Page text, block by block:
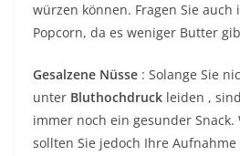
würzen können. Fragen Sie
Popcorn, da es weniger Butter
Gesalzene Nüsse : Solange Sie
unter Bluthochdruck leiden ,
immer noch ein gesunder
sollten Sie jedoch Ihre